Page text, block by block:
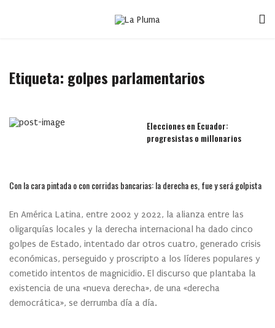
Etiqueta: golpes parlamentarios
Elecciones en Ecuador:
progresistas o millonarios
Con la cara pintada o con corridas bancarias: la derecha es, fue y será golpista
En América Latina, entre 2002 y 2022, la alianza entre las
oligarquías locales y la derecha internacional ha dado cinco
golpes de Estado, intentado dar otros cuatro, generado crisis
económicas, perseguido y proscripto a los líderes populares y
cometido intentos de magnicidio. El discurso que plantaba la
existencia de una «nueva derecha», de una «derecha
democrática», se derrumba día a día.